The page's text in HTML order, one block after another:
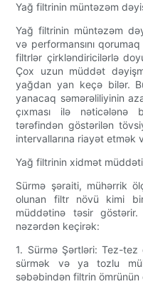
Yağ filtrinin müntəzəm
Yağ filtrinin müntəzəm
və performansını
filtrlər çirkləndiricilərlə
Çox uzun müddət
yağdan yan keçə bilər.
yanacaq səmərəliliyinin
çıxması ilə nəticələnə
tərəfindən göstərilən
intervallarına riayət etmək
Yağ filtrinin xidmət
Sürmə şəraiti, mühərrik
olunan filtr növü kimi
müddətinə təsir
nəzərdən keçirək:
1. Sürmə Şərtləri: Tez-
sürmək və ya tozlu
səbəbindən filtrin ömrünün